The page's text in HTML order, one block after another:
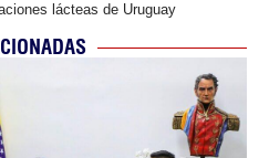
lácteas de Uruguay